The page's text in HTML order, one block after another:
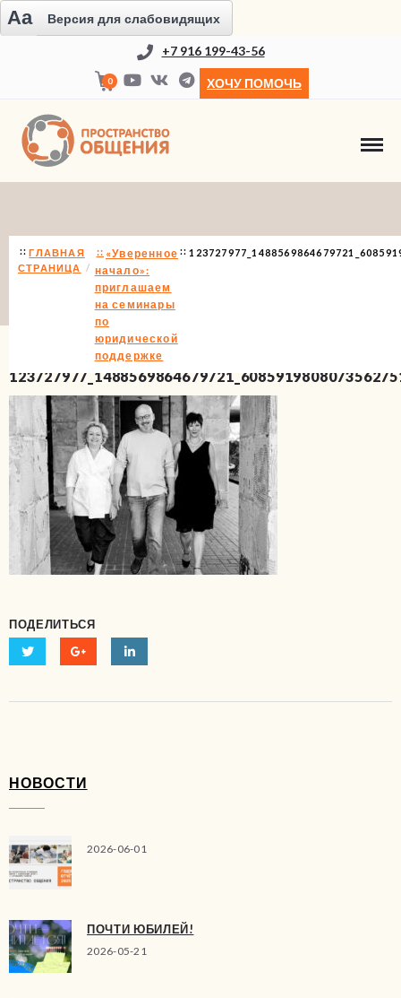
Aa Версия для слабовидящих
+7 916 199-43-56
0 ХОЧУ ПОМОЧЬ
ГЛАВНАЯ
СТРАНИЦА
«Уверенное
начало»:
приглашаем
на семинары
по
юридической
поддержке
ПОДЕЛИТЬСЯ
НОВОСТИ
2026-06-01
ПОЧТИ ЮБИЛЕЙ!
2026-05-21